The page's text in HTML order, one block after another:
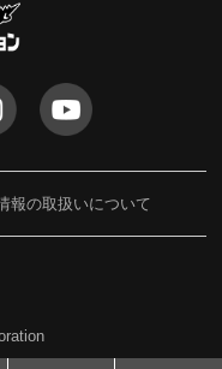
報の取扱いについて